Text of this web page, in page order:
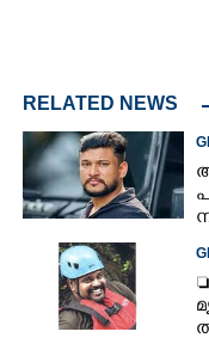
RELATED NEWS